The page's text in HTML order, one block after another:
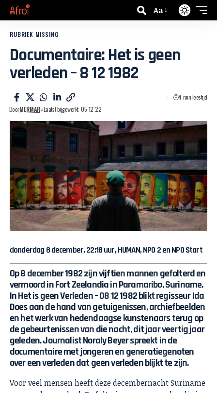
Aa
RUBRIEK MISSING
Documentaire: Het is geen
verleden – 8 12 1982
DoorMERMAR Laatst bijgewerkt: 05-12-22
4 min leestijd
donderdag 8 december, 22:18 uur, HUMAN, NPO 2 en NPO Start
Op 8 december 1982 zijn vijftien mannen gefolterd en
vermoord in Fort Zeelandia in Paramaribo, Suriname.
In Het is geen Verleden – 08 12 1982 blikt regisseur Ida
Does aan de hand van getuigenissen, archiefbeelden
en het werk van hedendaagse kunstenaars terug op
de gebeurtenissen van die nacht, dit jaar veertig jaar
geleden. Journalist Noraly Beyer spreekt in de
documentaire met jongeren en generatiegenoten
over een verleden dat geen verleden blijkt te zijn.
Voor veel mensen heeft deze decembernacht Suriname